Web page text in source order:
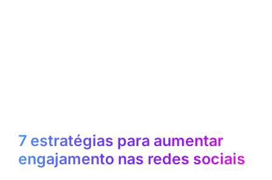
7 estratégias para aumentar
engajamento nas redes sociais